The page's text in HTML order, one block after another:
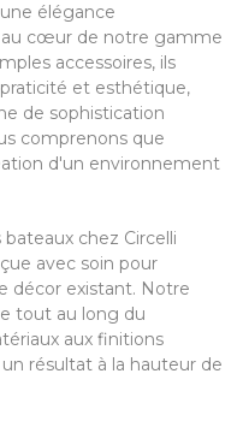
élégance
cœur de notre gamme
accessoires, ils
et esthétique,
de sophistication
comprenons que
d'un environnement
chez Circelli
avec soin pour
décor existant. Notre
tout au long du
aux finitions
résultat à la hauteur de